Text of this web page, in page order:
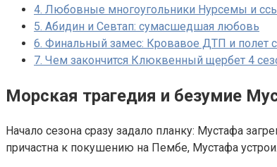
4. Любовные многоугольники Нурсемы и
5. Абидин и Севтап: сумасшедшая любовь
6. Финальный замес: Кровавое ДТП и полет
7. Чем закончится Клюквенный щербет 4
Морская трагедия и безумие
Начало сезона сразу задало планку: Мустафа
причастна к покушению на Пембе, Мустафа